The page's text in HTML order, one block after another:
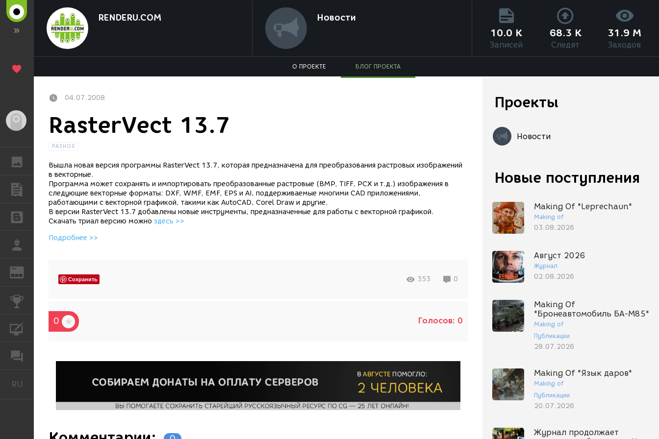
ГАЛЕРЕЯ
ПУБЛИКАЦИИ
БЛОГИ
REN
RU
RENDERU.COM Новости
10.0 K
Записей
68.3 K
Следят
31.9 M
Заходов
О ПРОЕКТЕ БЛОГ ПРОЕКТА
Проекты
Новости
Новые поступления
Making Of "Leprechaun"
Making of
03.08.2026
Август 2026
Журнал
02.08.2026
Making Of
"Бронеавтомобиль БА-М85"
Making of
Публикации
28.07.2026
Making Of "Язык даров"
Making of
Публикации
20.07.2026
Журнал продолжает
04.07.2008
RasterVect 13.7
РАЗНОЕ
Вышла новая версия программы RasterVect 13.7, которая предназначена для преобразования растровых изображений
в векторные.
Программа может сохранять и импортировать преобразованные растровые (BMP, TIFF, PCX и т.д.) изображения в
следующие векторные форматы: DXF, WMF, EMF, EPS и AI, поддерживаемые многими CAD приложениями,
работающими с векторной графикой, такими как AutoCAD, Corel Draw и другие.
В версии RasterVect 13.7 добавлены новые инструменты, предназначенные для работы с векторной графикой.
Скачать триал версию можно здесь >>
Подробнее >>
Сохранить 353 0
0 Голосов: 0